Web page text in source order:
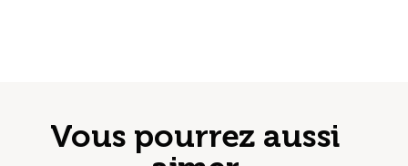
Vous pourrez aussi